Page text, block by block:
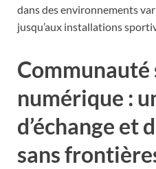
dans des environnements
jusqu’aux installations
numérique :
d’échange et
sans